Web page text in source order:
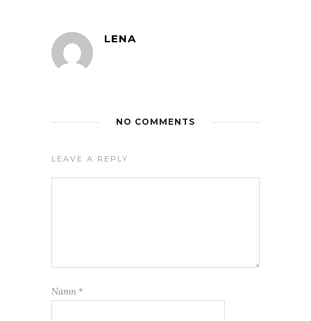
LENA
NO COMMENTS
LEAVE A REPLY
Namn *